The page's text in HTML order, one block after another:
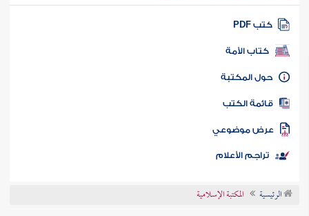
كتب PDF
كتاب الأمة
المكتبة
الكتب
موضوعي
تراجم الأعلام
الرئيسية المكتبة الإسلامية